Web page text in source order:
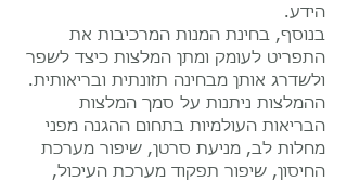
הידע.
בנוסף, בחינת המנות המרכיבות את
התפריט לעומק ומתן המלצות כיצד לשפר
ולשדרג אותן מבחינה תזונתית ובריאותית.
ההמלצות ניתנות על סמך המלצות
הבריאות העולמיות בתחום ההגנה מפני
מחלות לב, מניעת סרטן, שיפור מערכת
החיסון, שיפור תפקוד מערכת העיכול,